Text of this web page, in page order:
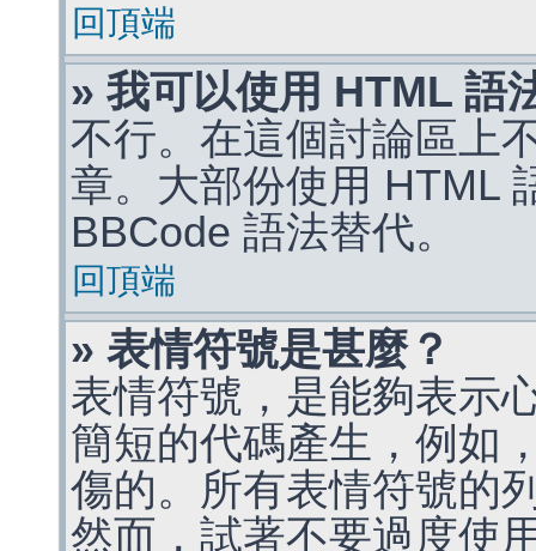
回頂端
» 我可以使用 HTML 語
不行。在這個討論區上
章。大部份使用 HTML
BBCode 語法替代。
回頂端
» 表情符號是甚麼？
表情符號，是能夠表示
簡短的代碼產生，例如
傷的。所有表情符號的
然而，試著不要過度使